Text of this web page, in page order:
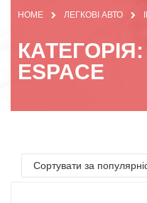
HOME ЛЕГКОВІ АВТО
КАТЕГОРІЯ:
ESPACE